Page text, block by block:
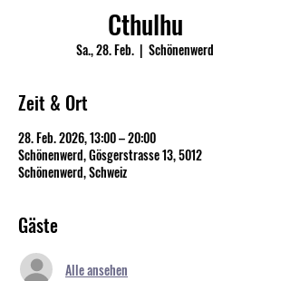
Cthulhu
Sa., 28. Feb.
  |
Schönenwerd
Zeit & Ort
28. Feb. 2026, 13:00 – 20:00
Schönenwerd, Gösgerstrasse 13, 5012
Schönenwerd, Schweiz
Gäste
Alle ansehen